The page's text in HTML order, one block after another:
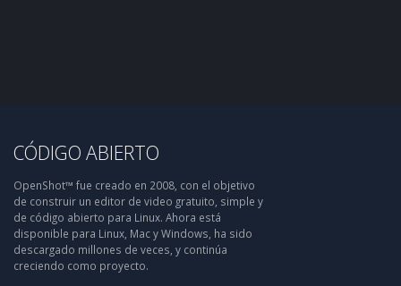
CÓDIGO ABIERTO
OpenShot™ fue creado en 2008, con el objetivo
de construir un editor de video gratuito, simple y
de código abierto para Linux. Ahora está
disponible para Linux, Mac y Windows, ha sido
descargado millones de veces, y continúa
creciendo como proyecto.